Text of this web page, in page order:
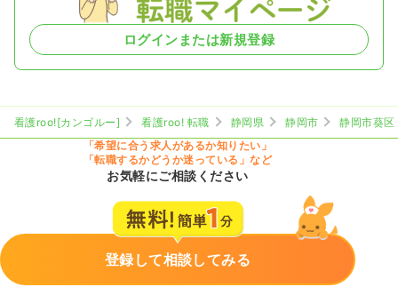
ログインまたは新規登録
看護roo![カンゴルー] 看護roo! 転職 静岡県 静岡市
静岡市葵区
「希望に合う求人があるか知りたい」
「転職するかどうか迷っている」など
お気軽にご相談ください
登録して相談してみる